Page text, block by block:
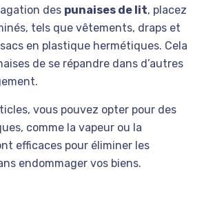
des punaises de lit, placez
tels que vêtements, draps et
en plastique hermétiques. Cela
de se répandre dans d’autres
vous pouvez opter pour des
comme la vapeur ou la
efficaces pour éliminer les
endommager vos biens.